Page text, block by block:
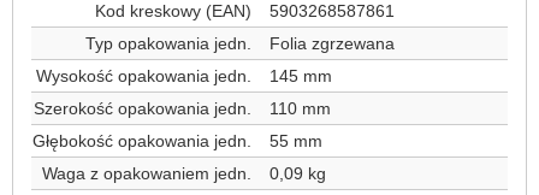
Kod kreskowy (EAN)
5903268587861
Typ opakowania jedn.
Folia zgrzewana
Wysokość opakowania jedn.
145 mm
Szerokość opakowania jedn.
110 mm
Głębokość opakowania jedn.
55 mm
Waga z opakowaniem jedn.
0,09 kg